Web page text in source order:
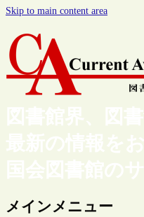
Skip to main content area
図書館界、図
最新の情報を
国会図書館の
メインメニュー